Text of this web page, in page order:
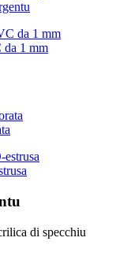
da 1 mm